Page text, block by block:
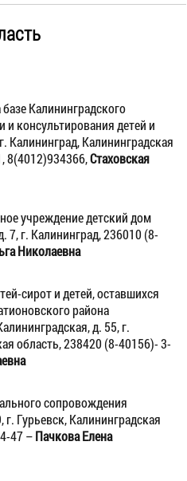
Калининградского
и консультирования детей и
Калининград, Калининградская
8(4012)934366,Стаховская
учреждение детский дом
7, г. Калининград, 236010 (8-
Николаевна
сирот и детей, оставшихся
района
д. 55, г.
область, 238420 (8-40156)- 3-
сопровождения
Гурьевск, Калининградская
47 –Пачкова Елена